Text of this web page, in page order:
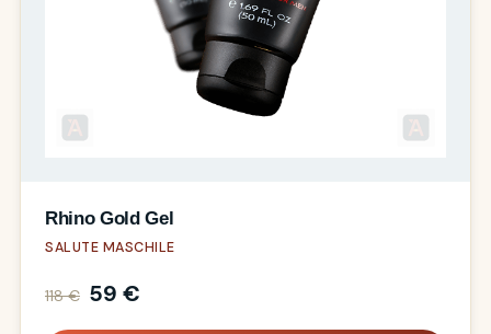
Rhino Gold Gel
SALUTE MASCHILE
118 € 59 €